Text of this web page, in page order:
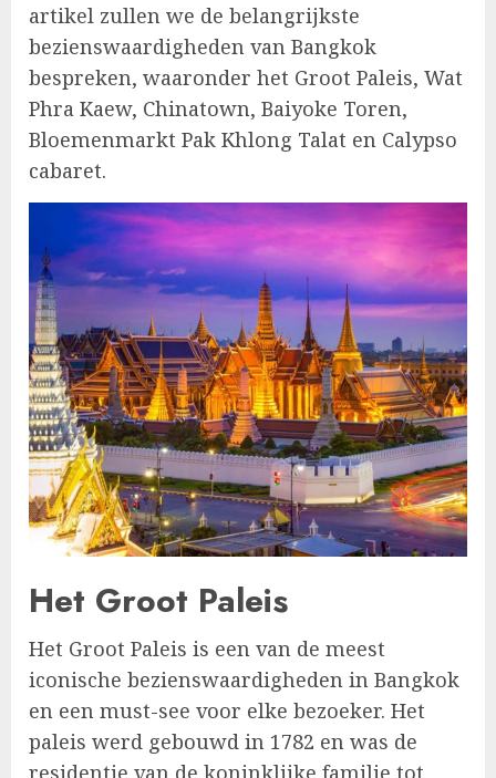
artikel zullen we de belangrijkste
bezienswaardigheden van Bangkok
bespreken, waaronder het Groot Paleis, Wat
Phra Kaew, Chinatown, Baiyoke Toren,
Bloemenmarkt Pak Khlong Talat en Calypso
cabaret.
Het Groot Paleis
Het Groot Paleis is een van de meest
iconische bezienswaardigheden in Bangkok
en een must-see voor elke bezoeker. Het
paleis werd gebouwd in 1782 en was de
residentie van de koninklijke familie tot